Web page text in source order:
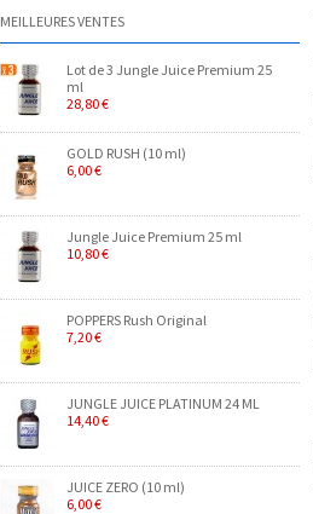
MEILLEURES VENTES
Lot de 3 Jungle Juice Premium 25
ml
28,80 €
GOLD RUSH (10 ml)
6,00 €
Jungle Juice Premium 25 ml
10,80 €
POPPERS Rush Original
7,20 €
JUNGLE JUICE PLATINUM 24 ML
14,40 €
JUICE ZERO (10 ml)
6,00 €